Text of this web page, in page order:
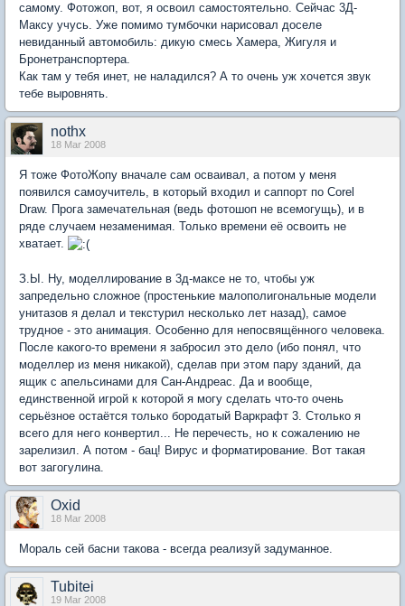
самому. Фотожоп, вот, я освоил самостоятельно. Сейчас 3Д-
Максу учусь. Уже помимо тумбочки нарисовал доселе
невиданный автомобиль: дикую смесь Хамера, Жигуля и
Бронетранспортера.
Как там у тебя инет, не наладился? А то очень уж хочется звук
тебе выровнять.
nothx
18 Mar 2008
Я тоже ФотоЖопу вначале сам осваивал, а потом у меня
появился самоучитель, в который входил и саппорт по Corel
Draw. Прога замечательная (ведь фотошоп не всемогущь), и в
ряде случаем незаменимая. Только времени её освоить не
хватает.
З.Ы. Ну, моделлирование в 3д-максе не то, чтобы уж
запредельно сложное (простенькие малополигональные модели
унитазов я делал и текстурил несколько лет назад), самое
трудное - это анимация. Особенно для непосвящённого человека.
После какого-то времени я забросил это дело (ибо понял, что
моделлер из меня никакой), сделав при этом пару зданий, да
ящик с апельсинами для Сан-Андреас. Да и вообще,
единственной игрой к которой я могу сделать что-то очень
серьёзное остаётся только бородатый Варкрафт 3. Столько я
всего для него конвертил... Не перечесть, но к сожалению не
зарелизил. А потом - бац! Вирус и форматирование. Вот такая
вот загогулина.
Oxid
18 Mar 2008
Мораль сей басни такова - всегда реализуй задуманное.
Tubitei
19 Mar 2008